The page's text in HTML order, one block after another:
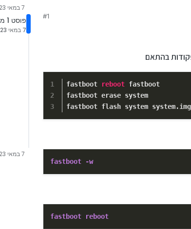
#1
fastboot reboot fastboot
fastboot erase system
fastboot flash system system.img
fastboot -w
fastboot reboot
7 במאי 2023, 17:10
פוסט 1 מתוך 1
7 במאי 2023, 17:10
7 במאי 2023, 17:10